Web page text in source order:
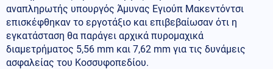
αναπληρωτής υπουργός Άμυνας Εγιούπ Μακεντόντσι
επισκέφθηκαν το εργοτάξιο και επιβεβαίωσαν ότι η
εγκατάσταση θα παράγει αρχικά πυρομαχικά
διαμετρήματος 5,56 mm και 7,62 mm για τις δυνάμεις
ασφαλείας του Κοσσυφοπεδίου.